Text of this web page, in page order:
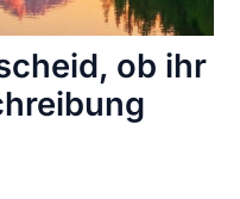
ob ihr